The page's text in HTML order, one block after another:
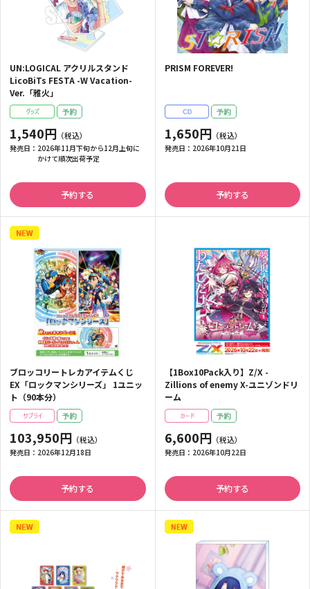
UN:LOGICAL アクリルスタンド
LicoBiTs FESTA -W Vacation-
Ver.「雅火」
1,540円
発売日： 2026年11月下旬から12月上旬に
かけて順次出荷予定
予約する
PRISM FOREVER!
1,650円
発売日： 2026年10月21日
予約する
ブロッコリートレカアイテムくじ
EX「ロックマンシリーズ」 1ユニッ
ト（90本分）
103,950円
発売日： 2026年12月18日
予約する
【1Box10Pack入り】Z/X -
Zillions of enemy X-ユニゾンドリ
ーム
6,600円
発売日： 2026年10月22日
予約する